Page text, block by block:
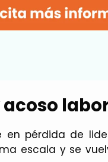
pérdida de
escala y se